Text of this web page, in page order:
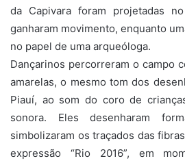
da Capivara foram projetadas
ganharam movimento, enquanto
no papel de uma arqueóloga.
Dançarinos percorreram o campo
amarelas, o mesmo tom dos
Piauí, ao som do coro de
sonora. Eles desenharam
simbolizaram os traçados das
expressão “Rio 2016”, em